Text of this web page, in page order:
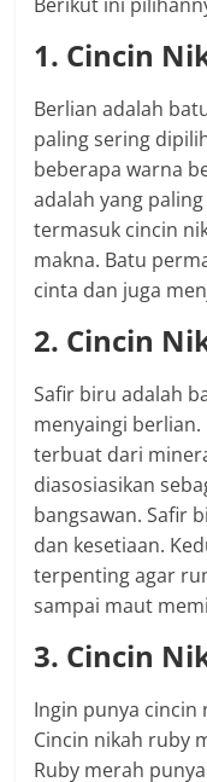
1. Cincin
Berlian adalah
paling sering
beberapa warna
adalah yang
termasuk cincin
makna. Batu
cinta dan juga
2. Cincin
Safir biru adalah
menyaingi
terbuat dari
diasosiasikan
bangsawan. Safir
dan kesetiaan.
terpenting agar
sampai maut
3. Cincin
Ingin punya cincin
Cincin nikah ruby
Ruby merah